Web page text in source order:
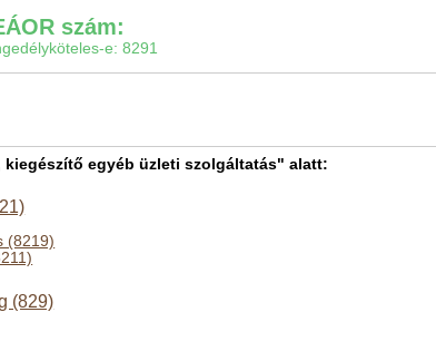
szám:
e: 8291
kiegészítő egyéb üzleti szolgáltatás" alatt:
(8219)
(829)